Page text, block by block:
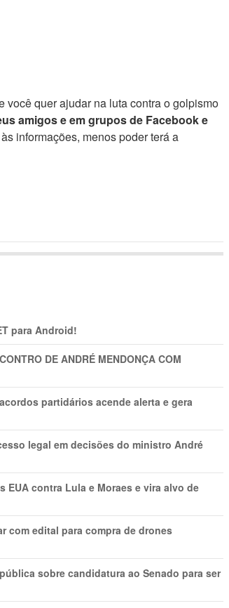
você quer ajudar na luta contra o golpismo
amigos e em grupos de Facebook e
informações, menos poder terá a
para Android!
DE ANDRÉ MENDONÇA COM
partidários acende alerta e gera
legal em decisões do ministro André
EUA contra Lula e Moraes e vira alvo de
com edital para compra de drones
sobre candidatura ao Senado para ser